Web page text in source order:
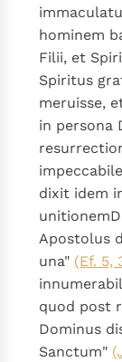
hominem
Filii, et
Spiritus
meruisse,
in persona
dixit idem
Apostolus
una" (Ef. 5,
quod post
Dominus
Sanctum"